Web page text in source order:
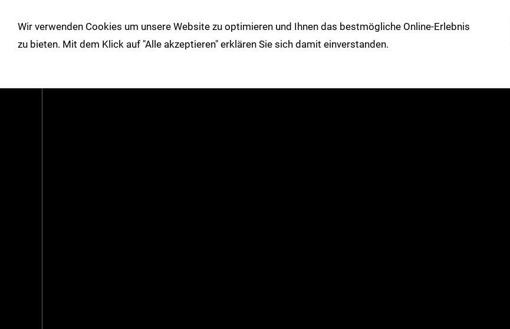
Shop Herbst/Winter Über uns Service Modemarken Warengruppen
Wir verwenden Cookies um unsere Website zu optimieren und Ihnen das bestmögliche Online-Erlebnis
zu bieten. Mit dem Klick auf "Alle akzeptieren" erklären Sie sich damit einverstanden.